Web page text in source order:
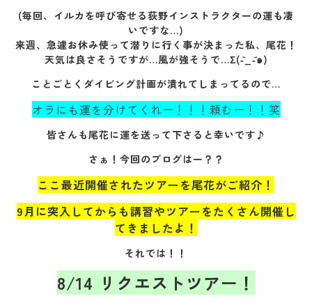
(毎回、イルカを呼び寄せる荻野インストラクターの運も凄
いですな…)
来週、急遽お休み使って潜りに行く事が決まった私、尾花！
天気は良さそうですが…風が強そうで…Σ(-᷅_-᷄๑)
ことごとくダイビング計画が潰れてしまってるので…
オラにも運を分けてくれー！！！頼むー！！笑
皆さんも尾花に運を送って下さると幸いです♪
さぁ！今回のブログはー？？
ここ最近開催されたツアーを尾花がご紹介！
9月に突入してからも講習やツアーをたくさん開催し
てきましたよ！
それでは！！
8/14 リクエストツアー！